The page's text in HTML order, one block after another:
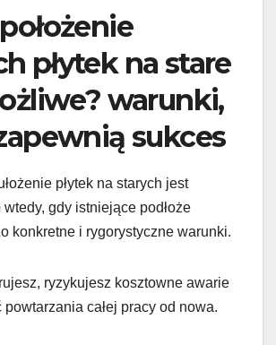
płytek na stare
warunki,
sukces
płytek na starych jest
gdy istniejące podłoże
konkretne i rygorystyczne warunki.
ryzykujesz kosztowne awarie
całej pracy od nowa.